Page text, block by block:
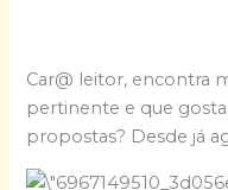
Car@ leitor, encontra
pertinente e que
propostas? Desde já